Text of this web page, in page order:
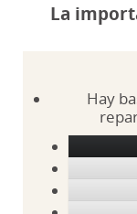
La
Hay